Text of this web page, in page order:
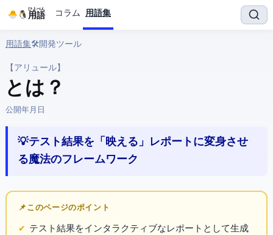
IT用語
ひよぺん コラム 用語集
用語集› 🛠️ 開発ツール › Allure
【アリュール】
Allure とは？
公開:2026年3月28日
💡 テスト結果を「映える」レポートに変身させ
る魔法のフレームワーク
📌 このページのポイント
テスト結果をインタラクティブなレポートとして生成